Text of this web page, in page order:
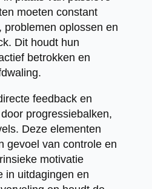
moeten constant
problemen oplossen en
Dit houdt hun
betrokken en
feedback en
progressiebalken,
Deze elementen
gevoel van controle en
motivatie
in uitdagingen en